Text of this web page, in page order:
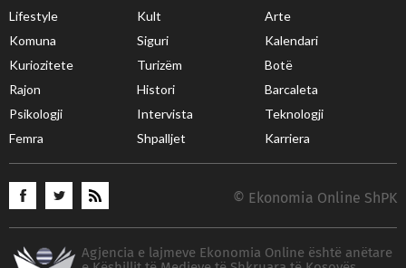
Lifestyle
Kult
Arte
Komuna
Siguri
Kalendari
Kuriozitete
Turizëm
Botë
Rajon
Histori
Barcaleta
Psikologji
Intervista
Teknologji
Femra
Shpalljet Karriera
© Ekonomia Online ShPK
Agjencia e lajmeve Ekonomia Online është anëtare